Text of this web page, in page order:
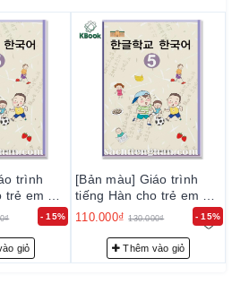
- 15%
trình
em 5 -
5
giỏ
- 15%
[Bản màu] Giáo trình
tiếng Hàn cho trẻ em 5 -
한글학교 한국어 5
110.000₫ 130.000₫
Thêm vào giỏ